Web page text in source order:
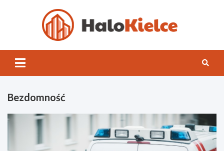
Kielce
Bezdomność